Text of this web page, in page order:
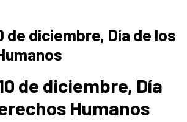
de diciembre, Día de los
de diciembre, Día
Humanos